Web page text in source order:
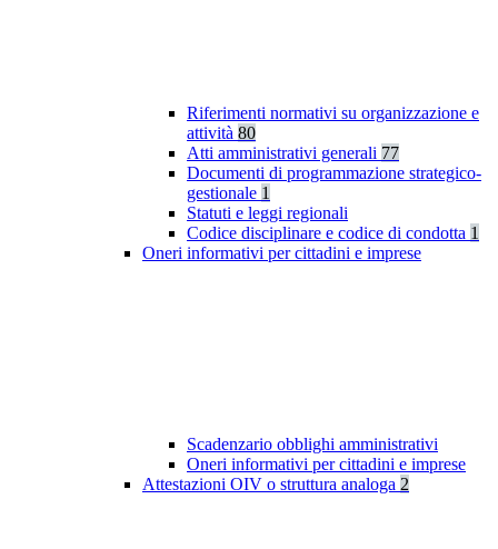
Riferimenti normativi su organizzazione e
attività 80
Atti amministrativi generali 77
Documenti di programmazione strategico-
gestionale 1
Statuti e leggi regionali
Codice disciplinare e codice di condotta 1
Oneri informativi per cittadini e imprese
Scadenzario obblighi amministrativi
Oneri informativi per cittadini e imprese
Attestazioni OIV o struttura analoga 2